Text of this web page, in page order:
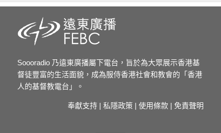
Soooradio 乃遠東廣播屬下電台，旨於為大眾展示香港基
督徒豐富的生活面貌，成為服侍香港社會和教會的「香港
人的基督教電台」。
奉獻支持 | 私隱政策 | 使用條款 | 免責聲明